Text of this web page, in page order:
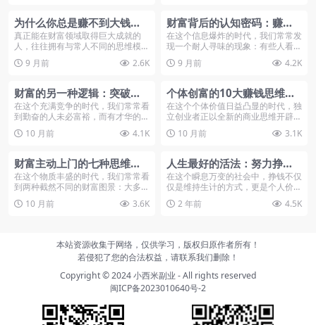
为什么你总是赚不到大钱？
这24种富人思维，你具备几
种？
真正能在财富领域取得巨大成就的
人，往往拥有与常人不同的思维模
式。这些思维并不复杂...
9 月前 2.6K
财富背后的认知密码：赚大
钱的人具备的7种顶级思维
在这个信息爆炸的时代，我们常常发
现一个耐人寻味的现象：有些人看似
轻松地积累着财富...
9 月前 4.2K
财富的另一种逻辑：突破认
知局限的十四条法则
在这个充满竞争的时代，我们常常看
到勤奋的人未必富裕，而有才华的人
也可能困于贫穷。...
10 月前 4.1K
个体创富的10大赚钱思维模
型
在这个个体价值日益凸显的时代，独
立创业者正以全新的商业思维开辟属
于自己的财富版图...
10 月前 3.1K
财富主动上门的七种思维：
从追逐财富到吸引财富的蜕
变
在这个物质丰盛的时代，我们常常看
到两种截然不同的财富图景：大多数
人奔波劳碌却始终...
10 月前 3.6K
人生最好的活法：努力挣
钱，活出自由与尊严
在这个瞬息万变的社会中，挣钱不仅
仅是维持生计的方式，更是个人价值
和尊严的体现。我...
2 年前 4.5K
本站资源收集于网络，仅供学习，版权归原作者所有！
若侵犯了您的合法权益，请联系我们删除！
Copyright © 2024小西米副业 - All rights reserved
闽ICP备2023010640号-2